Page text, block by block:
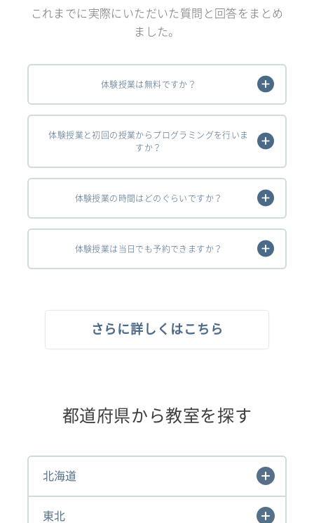
これまでに実際にいただいた質問と回答をまとめ
ました。
体験授業は無料ですか？
体験授業と初回の授業からプログラミングを行いま
すか？
体験授業の時間はどのぐらいですか？
体験授業は当日でも予約できますか？
さらに詳しくはこちら
都道府県から教室を探す
北海道
東北